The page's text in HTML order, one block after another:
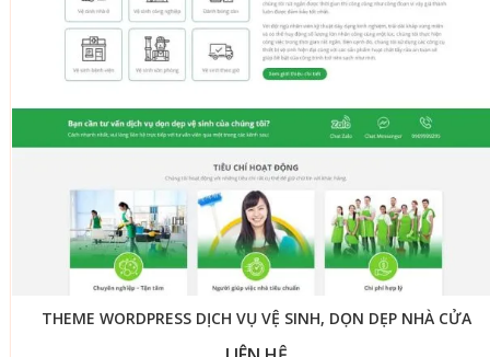
THEME WORDPRESS DỊCH VỤ VỆ SINH, DỌN DẸP NHÀ CỬA